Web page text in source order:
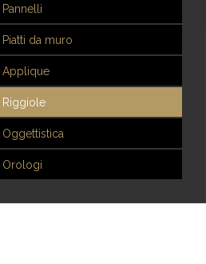
Pannelli
Piatti da muro
Applique
Riggiole
Oggettistica
Orologi